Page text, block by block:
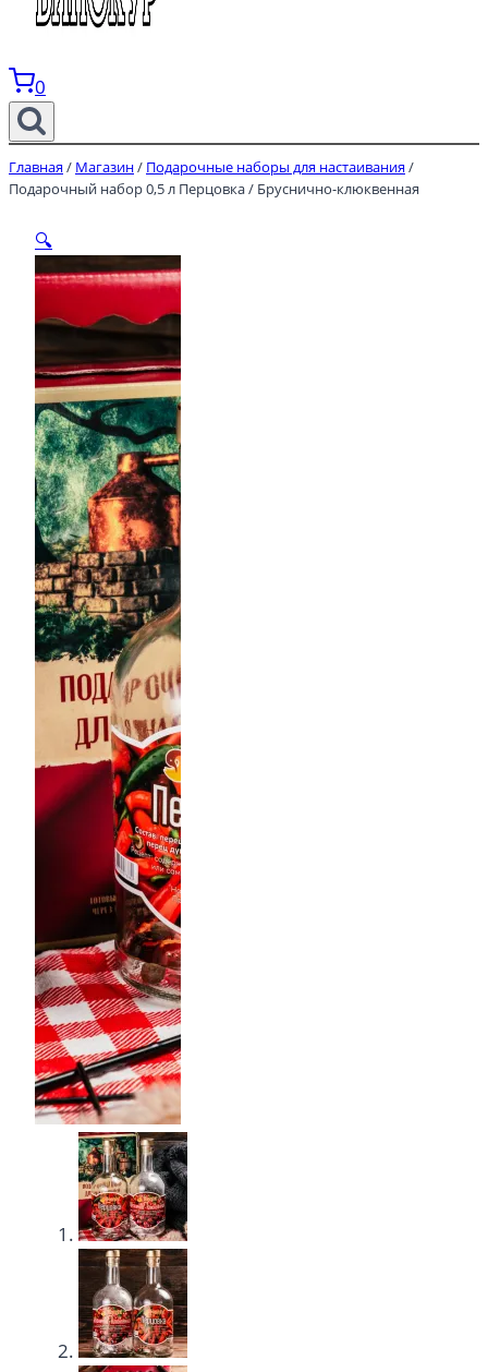
0
Главная/ Магазин/ Подарочные наборы для настаивания/
Подарочный набор 0,5 л Перцовка / Бруснично-клюквенная
🔍